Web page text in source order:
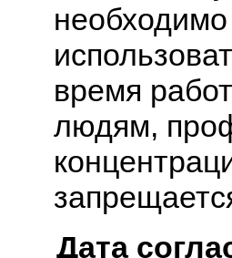
время
людям,
Дата